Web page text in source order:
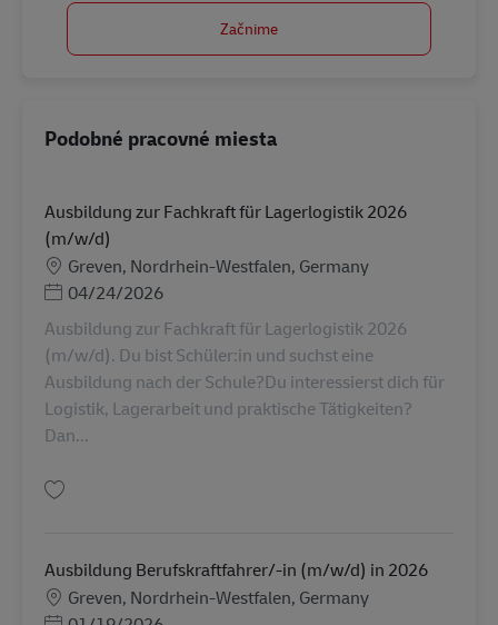
Začnime
Podobné pracovné miesta
Ausbildung zur Fachkraft für Lagerlogistik 2026
(m/w/d)
MiestoGreven, Nordrhein-Westfalen, Germany
Posted Date
04/24/2026
Ausbildung zur Fachkraft für Lagerlogistik 2026
(m/w/d). Du bist Schüler:in und suchst eine
Ausbildung nach der Schule?Du interessierst dich für
Logistik, Lagerarbeit und praktische Tätigkeiten?
Dan...
Ausbildung Berufskraftfahrer/-in (m/w/d) in 2026
MiestoGreven, Nordrhein-Westfalen, Germany